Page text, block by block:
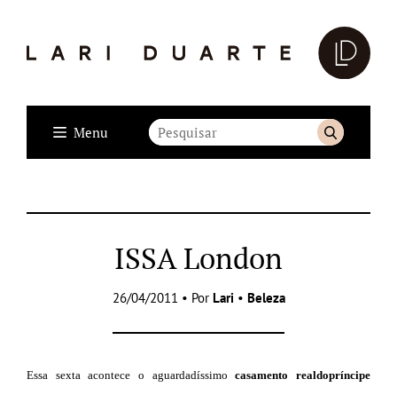
Menu
ISSA London
26/04/2011 • Por Lari • Beleza
Essa sexta acontece o aguardadíssimocasamento realdopríncipe